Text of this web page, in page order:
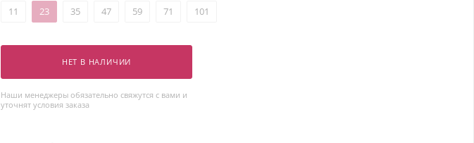
11
23 35 47 59 71 101
НЕТ В НАЛИЧИИ
Наши менеджеры обязательно свяжутся с вами и
уточнят условия заказа